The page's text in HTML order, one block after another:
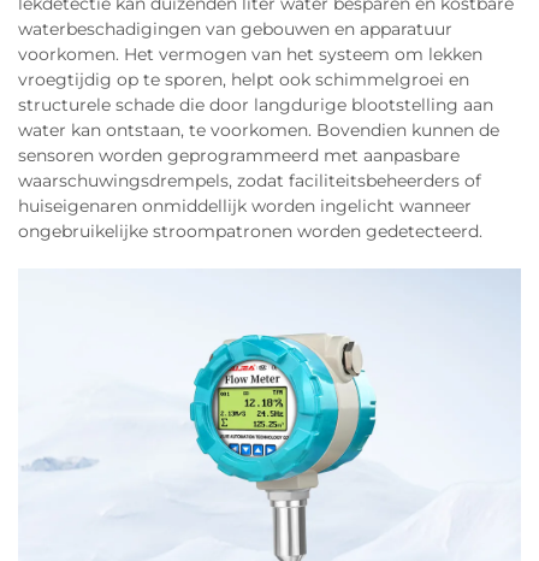
waterbeschadigingen van gebouwen en apparatuur
voorkomen. Het vermogen van het systeem om lekken
vroegtijdig op te sporen, helpt ook schimmelgroei en
structurele schade die door langdurige blootstelling aan
water kan ontstaan, te voorkomen. Bovendien kunnen de
sensoren worden geprogrammeerd met aanpasbare
waarschuwingsdrempels, zodat faciliteitsbeheerders of
huiseigenaren onmiddellijk worden ingelicht wanneer
ongebruikelijke stroompatronen worden gedetecteerd.